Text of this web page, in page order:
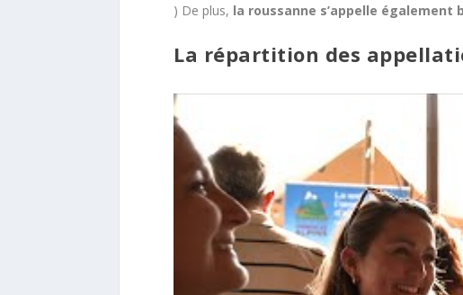
) De plus, la roussanne s’appelle également
La répartition des